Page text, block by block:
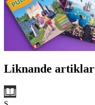
Liknande artiklar